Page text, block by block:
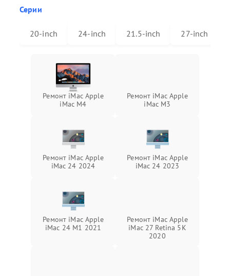
Серии
20-inch 24-inch 21.5-inch 27-inch
Ремонт iMac Apple
iMac M4
Ремонт iMac Apple
iMac M3
Ремонт iMac Apple
iMac 24 2024
Ремонт iMac Apple
iMac 24 2023
Ремонт iMac Apple
iMac 24 M1 2021
Ремонт iMac Apple
iMac 27 Retina 5K
2020